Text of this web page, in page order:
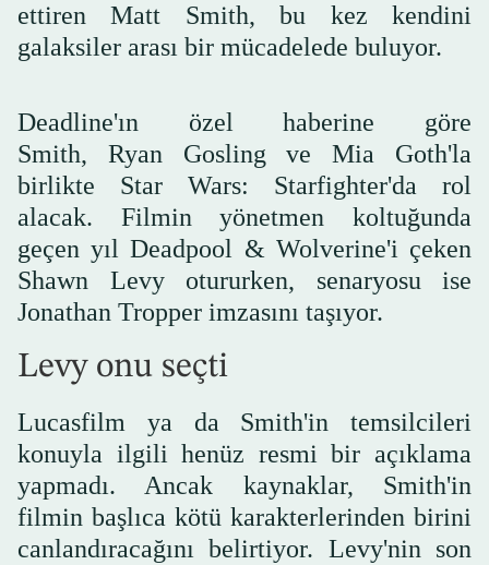
ettiren Matt Smith, bu kez kendini
galaksiler arası bir mücadelede buluyor.
Deadline'ın özel haberine göre
Smith, Ryan Gosling ve Mia Goth'la
birlikte Star Wars: Starfighter'da rol
alacak. Filmin yönetmen koltuğunda
geçen yıl Deadpool & Wolverine'i çeken
Shawn Levy otururken, senaryosu ise
Jonathan Tropper imzasını taşıyor.
Levy onu seçti
Lucasfilm ya da Smith'in temsilcileri
konuyla ilgili henüz resmi bir açıklama
yapmadı. Ancak kaynaklar, Smith'in
filmin başlıca kötü karakterlerinden birini
canlandıracağını belirtiyor. Levy'nin son